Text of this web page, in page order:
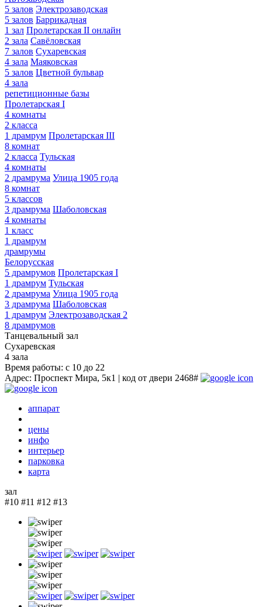
5 залов Электрозаводская
5 залов Баррикадная
1 зал Пролетарская II онлайн
2 зала Савёловская
7 залов Сухаревская
4 зала Маяковская
5 залов Цветной бульвар
4 зала
репетиционные базы
Пролетарская I
4 комнаты
2 класса
1 драмрум Пролетарская III
8 комнат
2 класса Тульская
4 комнаты
2 драмрума Улица 1905 года
8 комнат
5 классов
3 драмрума Шаболовская
4 комнаты
1 класс
1 драмрум
драмрумы
Белорусская
5 драмрумов Пролетарская I
1 драмрум Тульская
2 драмрума Улица 1905 года
3 драмрума Шаболовская
1 драмрум Электрозаводская 2
8 драмрумов
Танцевальный зал
Сухаревская
4 зала
Время работы: с 10 до 22
Адрес: Проспект Мира, 5к1 | код от двери 2468#
аппарат
цены
инфо
интерьер
парковка
карта
зал
#10 #11 #12 #13